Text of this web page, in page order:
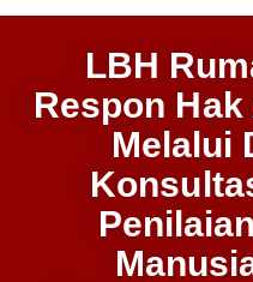
LBH
Respon
Melalui